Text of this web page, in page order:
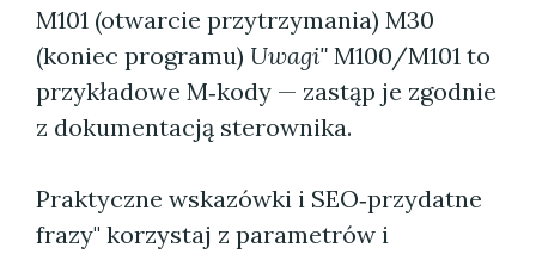
M101 (otwarcie przytrzymania) M30
(koniec programu) Uwagi" M100/M101 to
przykładowe M‑kody — zastąp je zgodnie
z dokumentacją sterownika.
Praktyczne wskazówki i SEO‑przydatne
frazy" korzystaj z parametrów i